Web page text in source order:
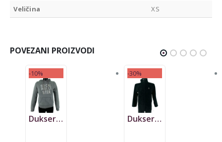
Veličina XS
POVEZANI PROIZVODI
-10%
Dukser Hollister
-30%
Dukser Chiemsee, polar